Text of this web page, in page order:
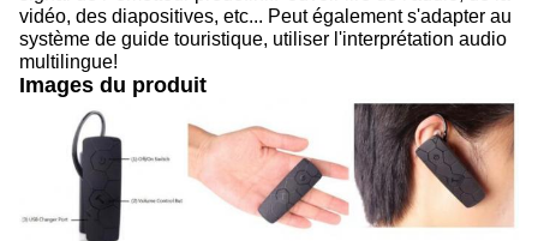
vidéo, des diapositives, etc... Peut également s'adapter au
système de guide touristique, utiliser l'interprétation audio
multilingue!
Images du produit